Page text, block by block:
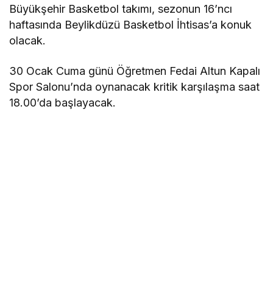
Büyükşehir Basketbol takımı, sezonun 16’ncı
haftasında Beylikdüzü Basketbol İhtisas’a konuk
olacak.
30 Ocak Cuma günü Öğretmen Fedai Altun Kapalı
Spor Salonu’nda oynanacak kritik karşılaşma saat
18.00’da başlayacak.